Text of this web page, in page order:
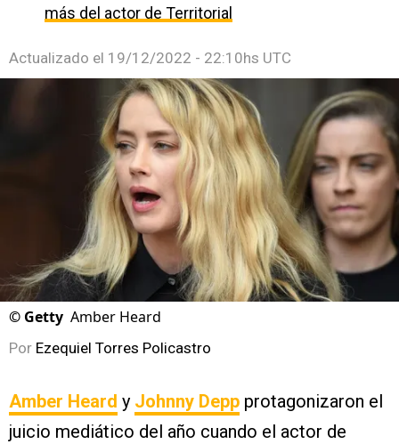
más del actor de Territorial
Actualizado el 19/12/2022 - 22:10hs UTC
© Getty Amber Heard
Por Ezequiel Torres Policastro
Amber Heard y Johnny Depp protagonizaron el
juicio mediático del año cuando el actor de